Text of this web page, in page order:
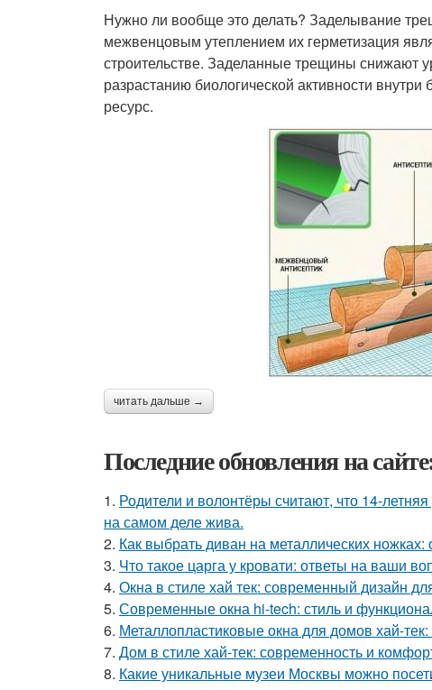
Нужно ли вообще это делать? Заделывание
межвенцовым утеплением их герметизация
строительстве. Заделанные трещины снижают
разрастанию биологической активности
ресурс.
читать дальше →
Последние обновления на
1. Родители и волонтёры считают, что 14-
на самом деле жива.
2. Как выбрать диван на металлических
3. Что такое царга у кровати: ответы на ваши
4. Окна в стиле хай тек: современный дизайн
5. Современные окна hi-tech: стиль и
6. Металлопластиковые окна для домов хай-
7. Дом в стиле хай-тек: современность и
8. Какие уникальные музеи Москвы можно